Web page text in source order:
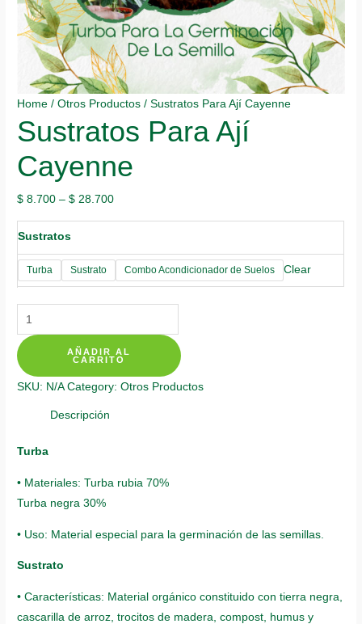
Home /Otros Productos / Sustratos Para Ají Cayenne
Sustratos Para Ají
Cayenne
$ 8.700 –$ 28.700
Sustratos
Turba Sustrato Combo Acondicionador de Suelos Clear
Sustratos
Para
Ají
Cayenne
quantity
AÑADIR AL
CARRITO
SKU: N/A Category:Otros Productos
Descripción
Turba
• Materiales: Turba rubia 70%
Turba negra 30%
• Uso: Material especial para la germinación de las semillas.
Sustrato
• Características: Material orgánico constituido con tierra negra,
cascarilla de arroz, trocitos de madera, compost, humus y